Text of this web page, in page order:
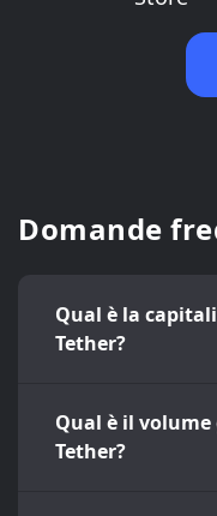
Domande
Qual è la
Tether?
Qual è il
Tether?